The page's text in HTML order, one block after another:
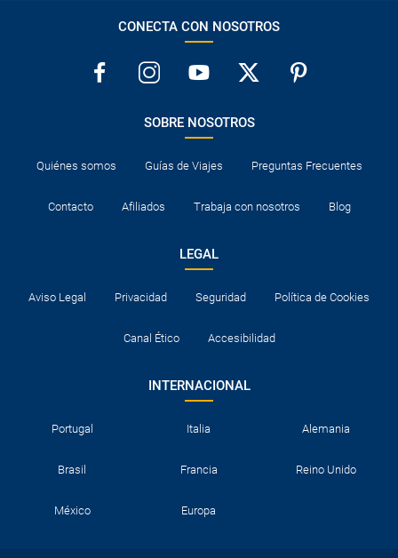
CONECTA CON NOSOTROS
SOBRE NOSOTROS
Quiénes somos Guías de Viajes Preguntas Frecuentes
Contacto Afiliados Trabaja con nosotros Blog
LEGAL
Aviso Legal Privacidad Seguridad Política de Cookies
Canal Ético Accesibilidad
INTERNACIONAL
Portugal Italia Alemania
Brasil Francia Reino Unido
México Europa